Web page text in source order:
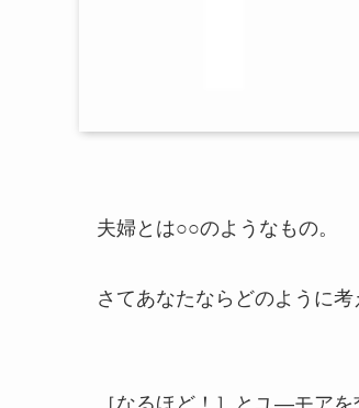
夫婦とは○○のようなもの。
さてあなたならどのように考
［なるほど！］とユ―モアを